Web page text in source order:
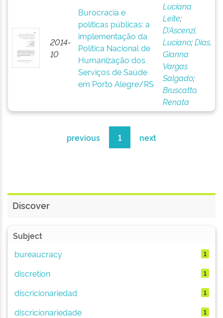
2014-
10
Burocracia e
políticas públicas: a
implementação da
Política Nacional de
Humanização dos
Serviços de Saúde
em Porto Alegre/RS
Luciana
Leite;
D’Ascenzi,
Luciano;Dias,
Gianna
Vargas
Salgado;
Bruscatto,
Renata
previous 1 next
Discover
Subject
bureaucracy
1
discretion 1
discricionariedad 1
discricionariedade 1